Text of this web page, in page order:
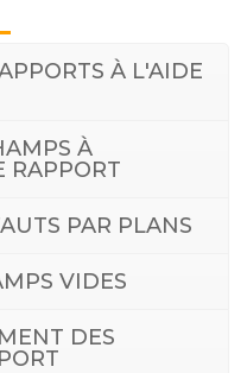
À L'AIDE
À
RAPPORT
PAR PLANS
VIDES
DES